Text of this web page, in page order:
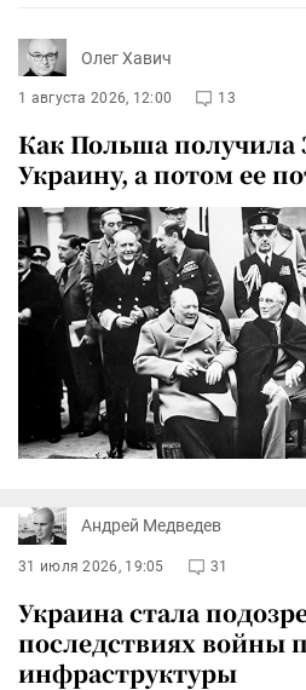
Олег Хавич
1 августа 2026, 12:00 13
Как Польша получила
Украину, а потом ее
Андрей Медведев
31 июля 2026, 19:05 31
Украина стала
последствиях войны
инфраструктуры